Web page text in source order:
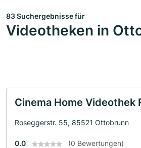
83 Suchergebnisse für
Videotheken in
Cinema Home Videothek
Roseggerstr. 55, 85521 Ottobrunn
0.0 (0 Bewertungen)